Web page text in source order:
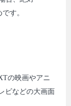
す。
の映画やアニ
ビなどの大画面